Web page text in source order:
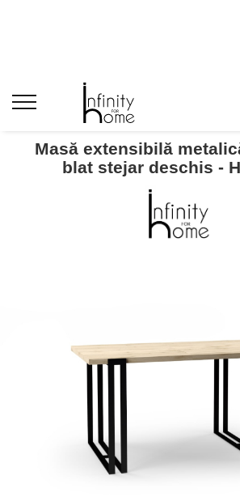
Biblioteci și rafturi
Console
Comode living
Covoare dormitor
Console dormitor
Console extensibile
Masă extensibilă
blat stejar deschis -